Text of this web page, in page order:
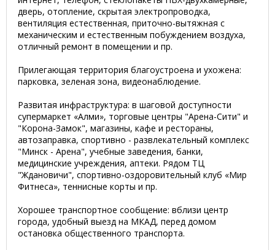
дверь, отопление, скрытая электропроводка,
вентиляция естественная, приточно-вытяжная с
механическим и естественным побуждением воздуха,
отличный ремонт в помещении и пр.
Прилегающая территория благоустроена и ухожена:
парковка, зеленая зона, видеонаблюдение.
Развитая инфраструктура: в шаговой доступности
супермаркет «Алми», торговые центры "Арена-Сити" и
"Корона-Замок", магазины, кафе и рестораны,
автозаправка, спортивно - развлекательный комплекс
"Минск - Арена", учебные заведения, банки,
медицинские учреждения, аптеки. Рядом ТЦ
"Ждановичи", спортивно-оздоровительный клуб «Мир
Фитнеса», теннисные корты и пр.
Хорошее транспортное сообщение: вблизи центр
города, удобный выезд на МКАД, перед домом
остановка общественного транспорта.